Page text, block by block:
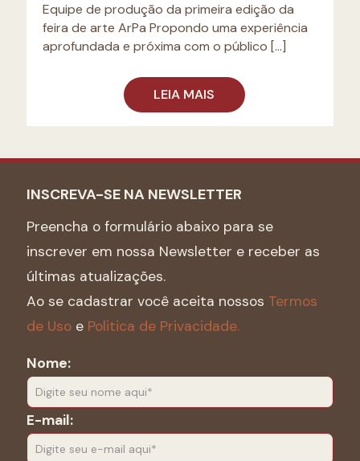
Equipe de produção da primeira edição da
feira de arte ArPa Propondo uma experiência
aprofundada e próxima com o público […]
LEIA MAIS
INSCREVA-SE NA NEWSLETTER
Preencha o formulário abaixo para se
inscrever em nossa Newsletter e receber as
últimas atualizações.
Ao se cadastrar você aceita nossos Termos
de Uso e Politica de Privacidade.
Nome:
E-mail: